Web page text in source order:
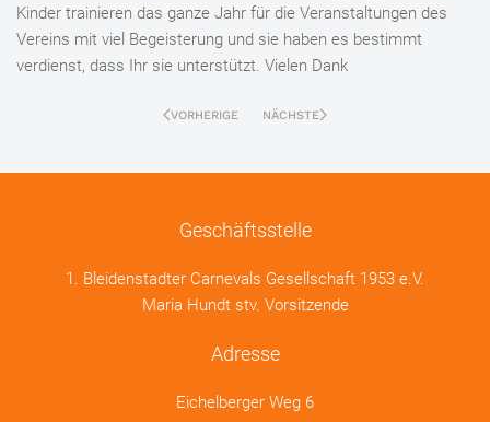
Kinder trainieren das ganze Jahr für die Veranstaltungen des
Vereins mit viel Begeisterung und sie haben es bestimmt
verdienst, dass Ihr sie unterstützt. Vielen Dank
VORHERIGE NÄCHSTE
Geschäftsstelle
1. Bleidenstadter Carnevals Gesellschaft 1953 e.V.
Maria Hundt stv. Vorsitzende
Adresse
Eichelberger Weg 6